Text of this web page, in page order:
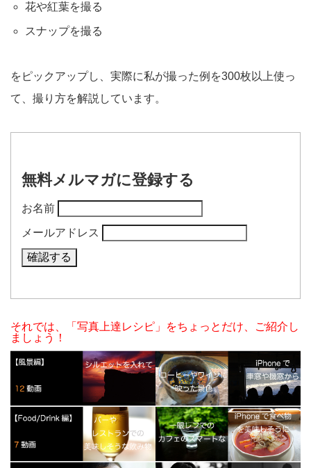
花や紅葉を撮る
スナップを撮る
をピックアップし、実際に私が撮った例を300枚以上使っ
て、撮り方を解説しています。
無料メルマガに登録する
お名前
メールアドレス
それでは、「写真上達レシピ」をちょっとだけ、ご紹介し
ましょう！